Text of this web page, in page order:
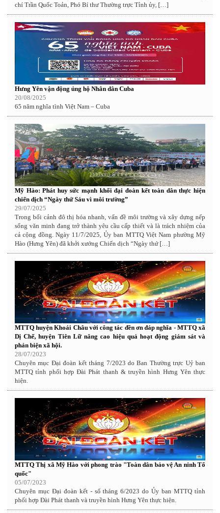
chí Trần Quốc Toản, Phó Bí thư Thường trực Tỉnh ủy, […]
Hưng Yên vận động ủng hộ Nhân dân Cuba
20/08/2025
65 năm nghĩa tình Việt Nam – Cuba
Mỹ Hào: Phát huy sức mạnh khối đại đoàn kết toàn dân thực hiện
chiến dịch “Ngày thứ Sáu vì môi trường”
29/07/2025
Trong bối cảnh đô thị hóa nhanh, vấn đề môi trường và xây dựng nếp
sống văn minh đang trở thành yêu cầu cấp thiết và là trách nhiệm của
cả cộng đồng. Ngày 11/7/2025, Ủy ban MTTQ Việt Nam phường Mỹ
Hào (Hưng Yên) đã khởi xướng Chiến dịch “Ngày thứ […]
MTTQ huyện Khoái Châu với công tác đền ơn đáp nghĩa - MTTQ xã
Dị Chế, huyện Tiên Lữ nâng cao hiệu quả hoạt động giám sát và
phản biện xã hội.
28/07/2023
Chuyên mục Đại đoàn kết tháng 7/2023 do Ban Thường trực Uỷ ban
MTTQ tỉnh phối hợp Đài Phát thanh & truyền hình Hưng Yên thực
hiện.
MTTQ Thị xã Mỹ Hào với phong trào "Toàn dân bảo vệ An ninh Tổ
quốc"
05/07/2023
Chuyên mục Đại đoàn kết - số tháng 6/2023 do Ủy ban MTTQ tỉnh
phối hợp Đài Phát thanh và truyền hình Hưng Yên thực hiện.